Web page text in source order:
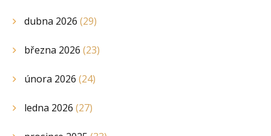
dubna 2026 (29)
března 2026 (23)
února 2026 (24)
ledna 2026 (27)